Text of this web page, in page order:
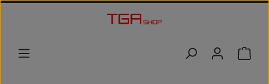
Zum Hauptinhalt springen